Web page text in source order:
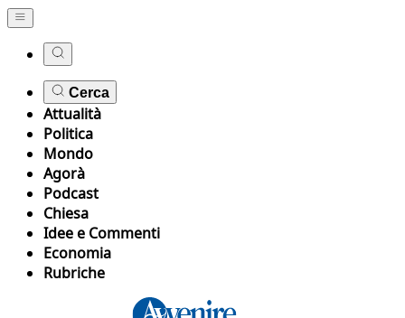
Cerca
Attualità
Politica
Mondo
Agorà
Podcast
Chiesa
Idee e Commenti
Economia
Rubriche